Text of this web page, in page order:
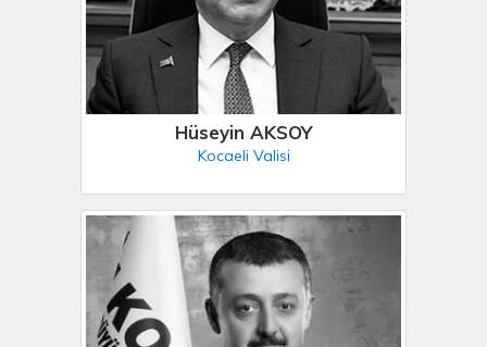
Hüseyin AKSOY
Kocaeli Valisi